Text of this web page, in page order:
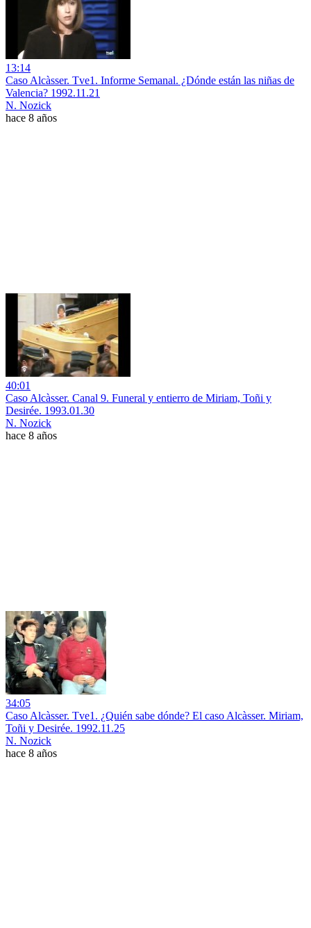
13:14
Caso Alcàsser. Tve1. Informe Semanal. ¿Dónde están las niñas de
Valencia? 1992.11.21
N. Nozick
hace 8 años
40:01
Caso Alcàsser. Canal 9. Funeral y entierro de Miriam, Toñi y
Desirée. 1993.01.30
N. Nozick
hace 8 años
34:05
Caso Alcàsser. Tve1. ¿Quién sabe dónde? El caso Alcàsser. Miriam,
Toñi y Desirée. 1992.11.25
N. Nozick
hace 8 años